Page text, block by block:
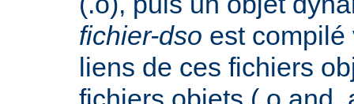
fichier-dso est
liens de ces fichiers